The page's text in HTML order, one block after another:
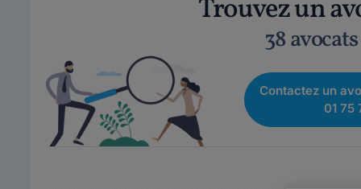
Trouvez un
38
Contactez un
01 75